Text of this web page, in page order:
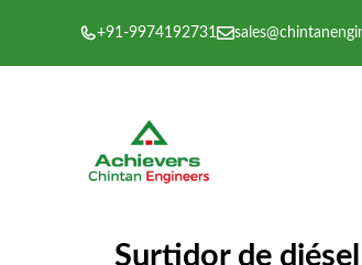
contenido
+91-9974192731
Surtidor de